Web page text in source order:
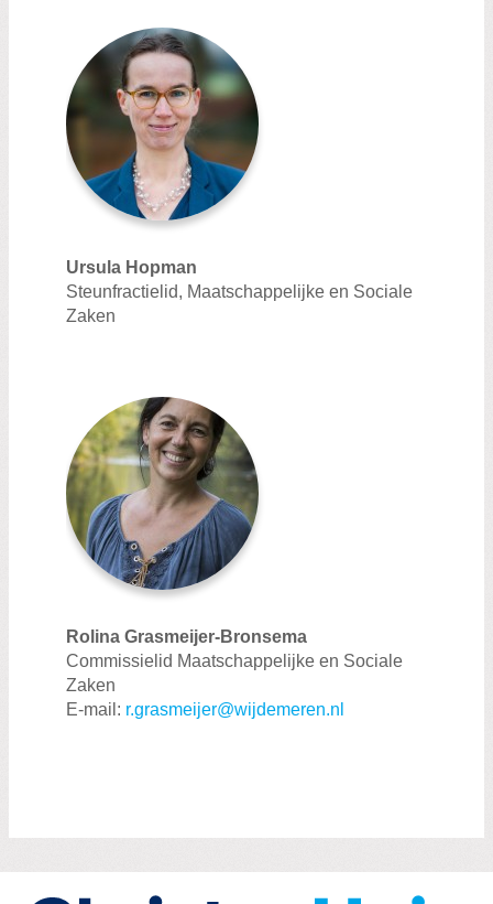
Ursula Hopman
Steunfractielid, Maatschappelijke en Sociale
Zaken
Rolina Grasmeijer-Bronsema
Commissielid Maatschappelijke en Sociale
Zaken
E-mail: r.grasmeijer@wijdemeren.nl